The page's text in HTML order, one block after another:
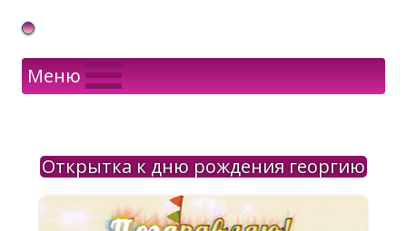
Gif Открытки в подарок
Меню
Открытка к дню рождения георгию